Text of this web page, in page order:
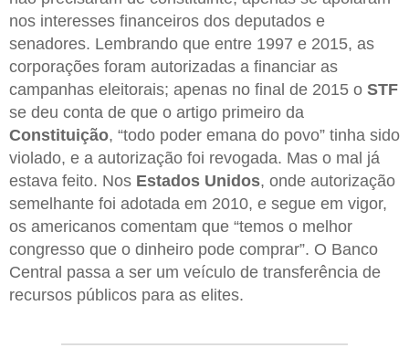
nos interesses financeiros dos deputados e
senadores. Lembrando que entre 1997 e 2015, as
corporações foram autorizadas a financiar as
campanhas eleitorais; apenas no final de 2015 o STF
se deu conta de que o artigo primeiro da
Constituição, “todo poder emana do povo” tinha sido
violado, e a autorização foi revogada. Mas o mal já
estava feito. Nos Estados Unidos, onde autorização
semelhante foi adotada em 2010, e segue em vigor,
os americanos comentam que “temos o melhor
congresso que o dinheiro pode comprar”. O Banco
Central passa a ser um veículo de transferência de
recursos públicos para as elites.